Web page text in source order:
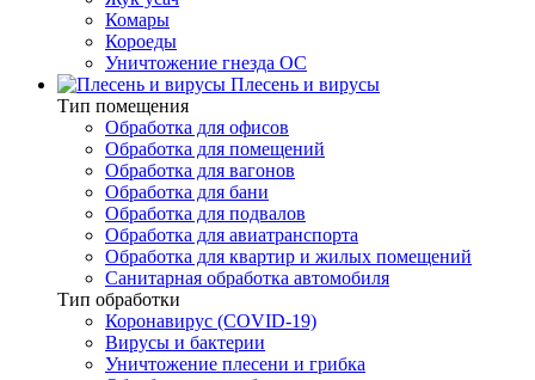
Комары
Короеды
Уничтожение гнезда ОС
Плесень и вирусы
Тип помещения
Обработка для офисов
Обработка для помещений
Обработка для вагонов
Обработка для бани
Обработка для подвалов
Обработка для авиатранспорта
Обработка для квартир и жилых помещений
Санитарная обработка автомобиля
Тип обработки
Коронавирус (COVID-19)
Вирусы и бактерии
Уничтожение плесени и грибка